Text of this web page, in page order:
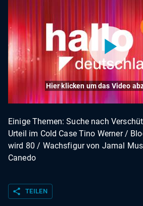
Hier klicken um das Video
Einige Themen: Suche nach
Urteil im Cold Case Tino Werner /
wird 80 / Wachsfigur von Jamal
Canedo
share TEILEN